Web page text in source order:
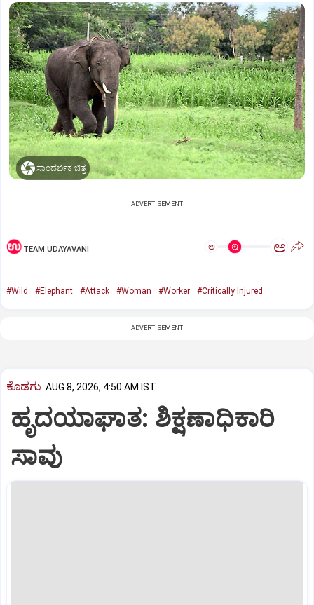
ಸಾಂದರ್ಭಿಕ ಚಿತ್ರ
ADVERTISEMENT
TEAM UDAYAVANI ಅ ಅ
#Wild #Elephant #Attack #Woman #Worker #Critically Injured
ADVERTISEMENT
ಕೊಡಗು AUG 8, 2026, 4:50 AM IST
ಹೃದಯಾಘಾತ: ಶಿಕ್ಷಣಾಧಿಕಾರಿ
ಸಾವು